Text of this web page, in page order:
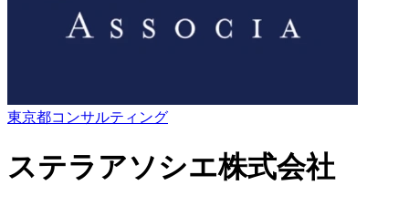
東京都コンサルティング
ステラアソシエ株式会社